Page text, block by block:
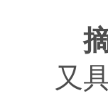
又